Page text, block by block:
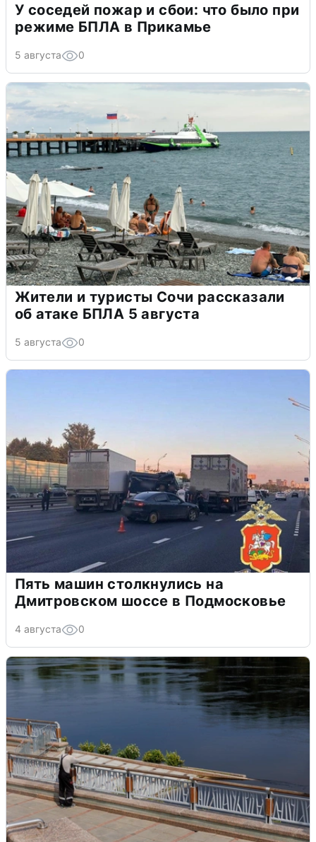
У соседей пожар и сбои: что было при
режиме БПЛА в Прикамье
5 августа 0
Жители и туристы Сочи рассказали
об атаке БПЛА 5 августа
5 августа 0
Пять машин столкнулись на
Дмитровском шоссе в Подмосковье
4 августа 0